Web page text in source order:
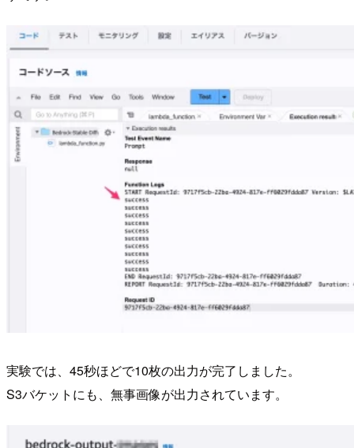
実験では、45秒ほどで10枚の出力が完了しました。
S3バケットにも、無事画像が出力されています。